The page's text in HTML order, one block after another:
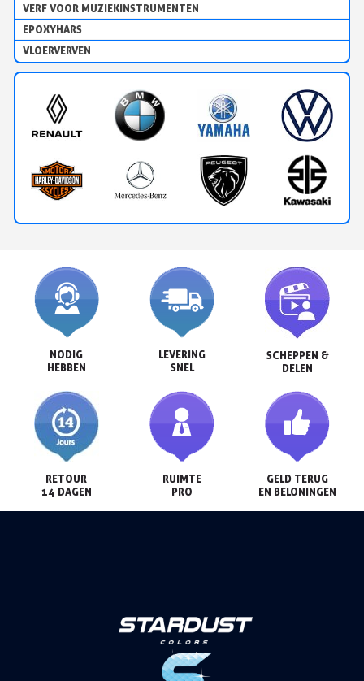
VERF VOOR MUZIEKINSTRUMENTEN
EPOXYHARS
VLOERVERVEN
NODIG
HEBBEN
LEVERING
SNEL
SCHEPPEN &
DELEN
RETOUR
14 DAGEN
RUIMTE
PRO
GELD TERUG
EN BELONINGEN